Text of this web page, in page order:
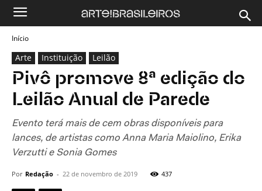
Início
Arte Instituição Leilão
Pivô promove 8ª edição do
Leilão Anual de Parede
Evento terá mais de cem obras disponíveis para
lances, de artistas como Anna Maria Maiolino, Erika
Verzutti e Sonia Gomes
Por Redação - 22 de novembro de 2019 437